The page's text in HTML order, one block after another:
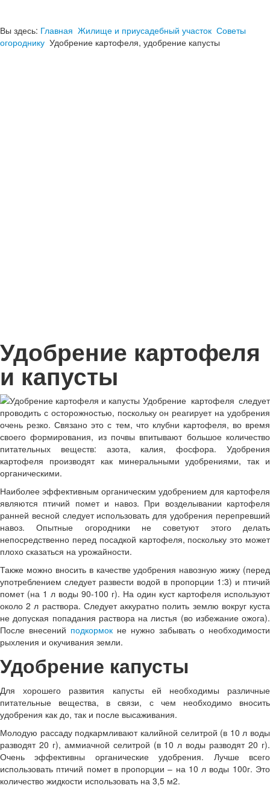
Вы здесь: Главная Жилище и приусадебный участок Советы
огороднику Удобрение картофеля, удобрение капусты
Удобрение картофеля
и капусты
Удобрение картофеля следует
проводить с осторожностью, поскольку он реагирует на удобрения
очень резко. Связано это с тем, что клубни картофеля, во время
своего формирования, из почвы впитывают большое количество
питательных веществ: азота, калия, фосфора. Удобрения
картофеля производят как минеральными удобрениями, так и
органическими.
Наиболее эффективным органическим удобрением для картофеля
являются птичий помет и навоз. При возделывании картофеля
ранней весной следует использовать для удобрения перепревший
навоз. Опытные огородники не советуют этого делать
непосредственно перед посадкой картофеля, поскольку это может
плохо сказаться на урожайности.
Также можно вносить в качестве удобрения навозную жижу (перед
употреблением следует развести водой в пропорции 1:3) и птичий
помет (на 1 л воды 90-100 г). На один куст картофеля используют
около 2 л раствора. Следует аккуратно полить землю вокруг куста
не допуская попадания раствора на листья (во избежание ожога).
После внесений подкормок не нужно забывать о необходимости
рыхления и окучивания земли.
Удобрение капусты
Для хорошего развития капусты ей необходимы различные
питательные вещества, в связи, с чем необходимо вносить
удобрения как до, так и после высаживания.
Молодую рассаду подкармливают калийной селитрой (в 10 л воды
разводят 20 г), аммиачной селитрой (в 10 л воды разводят 20 г).
Очень эффективны органические удобрения. Лучше всего
использовать птичий помет в пропорции – на 10 л воды 100г. Это
количество жидкости использовать на 3,5 м2.